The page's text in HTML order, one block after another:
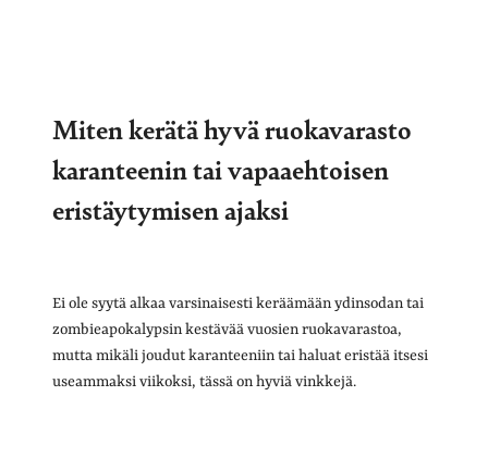
Miten kerätä hyvä ruokavarasto
karanteenin tai vapaaehtoisen
eristäytymisen ajaksi
Ei ole syytä alkaa varsinaisesti keräämään ydinsodan tai
zombieapokalypsin kestävää vuosien ruokavarastoa,
mutta mikäli joudut karanteeniin tai haluat eristää itsesi
useammaksi viikoksi, tässä on hyviä vinkkejä.